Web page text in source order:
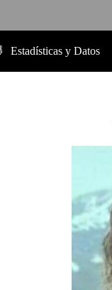
Estadísticas y Datos